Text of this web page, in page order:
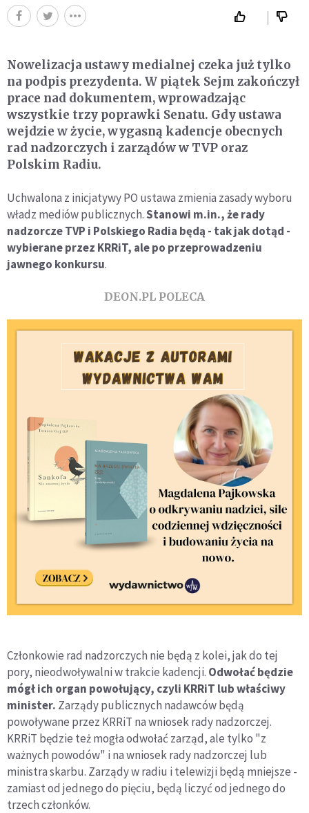
Nowelizacja ustawy medialnej czeka już tylko
na podpis prezydenta. W piątek Sejm zakończył
prace nad dokumentem, wprowadzając
wszystkie trzy poprawki Senatu. Gdy ustawa
wejdzie w życie, wygasną kadencje obecnych
rad nadzorczych i zarządów w TVP oraz
Polskim Radiu.
Uchwalona z inicjatywy PO ustawa zmienia zasady wyboru
władz mediów publicznych.Stanowi m.in., że rady
nadzorcze TVP i Polskiego Radia będą - tak jak dotąd -
wybierane przez KRRiT, ale po przeprowadzeniu
jawnego konkursu.
DEON.PL POLECA
Członkowie rad nadzorczych nie będą z kolei, jak do tej
pory, nieodwoływalni w trakcie kadencji. Odwołać będzie
mógł ich organ powołujący, czyli KRRiT lub właściwy
minister. Zarządy publicznych nadawców będą
powoływane przez KRRiT na wniosek rady nadzorczej.
KRRiT będzie też mogła odwołać zarząd, ale tylko "z
ważnych powodów" i na wniosek rady nadzorczej lub
ministra skarbu. Zarządy w radiu i telewizji będą mniejsze -
zamiast od jednego do pięciu, będą liczyć od jednego do
trzech członków.